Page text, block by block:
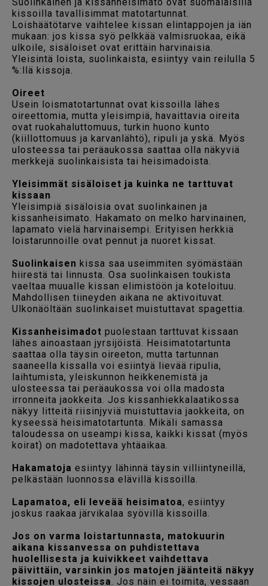
kissoilla tavallisimmat matotartunnat.
Loishäätötarve vaihtelee kissan elintappojen ja iän
mukaan: jos kissa syö pelkkää valmisruokaa, eikä
ulkoile, sisäloiset ovat erittäin harvinaisia.
Yleisintä loista, suolinkaista, esiintyy vain reilulla 5
%:llä kissoja.
Oireet
Usein loismatotartunnat ovat kissoilla lähes
oireettomia, mutta yleisimpiä, havaittavia oireita
ovat ruokahaluttomuus, turkin huono kunto
(kiillottomuus ja karvanlähtö), ripuli ja yskä. Myös
ulosteessa tai peräaukossa saattaa olla näkyviä
merkkejä suolinkaisista tai heisimadoista.
Yleisimmät sisäloiset ja kuinka ne tarttuvat
kissaan
Yleisimpiä sisäloisia ovat suolinkainen ja
kissanheisimato. Hakamato on melko harvinainen,
lapamato vielä harvinaisempi. Erityisen herkkiä
loistarunnoille ovat pennut ja nuoret kissat.
Suolinkaisen kissa saa useimmiten syömästään
hiirestä tai linnusta. Osa suolinkaisen toukista
vaeltaa muualle kissan elimistöön ja koteloituu.
Mahdollisen tiineyden aikana ne aktivoituvat.
Ulkonäöltään suolinkaiset muistuttavat spagettia.
Kissanheisimadot puolestaan tarttuvat kissaan
lähes ainoastaan jyrsijöistä. Heisimatotartunta
saattaa olla täysin oireeton, mutta tartunnan
saaneella kissalla voi esiintyä lievää ripulia,
laihtumista, yleiskunnon heikkenemistä ja
ulosteessa tai peräaukossa voi olla madosta
irronneita jaokkeita. Jos kissanhiekkalaatikossa
näkyy litteitä riisinjyviä muistuttavia jaokkeita, on
kyseessä heisimatotartunta. Mikäli samassa
taloudessa on useampi kissa, kaikki kissat (myös
koirat) on madotettava yhtäaikaa.
Hakamatoja esiintyy lähinnä täysin villiintyneillä,
pelkästään luonnossa elävillä kissoilla.
Lapamatoa, eli leveää heisimatoa, esiintyy
joskus raakaa järvikalaa syövillä kissoilla.
Jos on varma loistartunnasta, matokuurin
aikana kissanvessa on puhdistettava
huolellisesta ja kuivikkeet vaihdettava
päivittäin, varsinkin jos matojen jäänteitä näkyy
kissojen ulosteissa . Jos näin ei toimita, vessaan